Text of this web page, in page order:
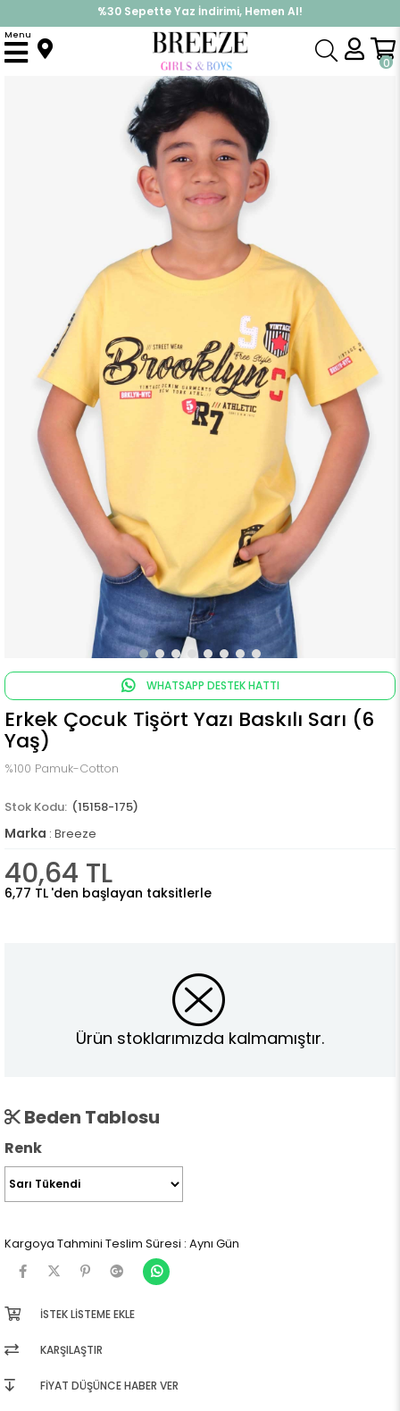
%30 Sepette Yaz İndirimi, Hemen Al!
İndirimlere ek %10 İndirimi Kap, Hemen Üye Ol!
0
Menu
Anasayfa Üst Giyim Tişört Erkek Çocuk Tişört Yazı Baskılı Sarı (6 Yaş)
WHATSAPP DESTEK HATTI
Erkek Çocuk Tişört Yazı Baskılı Sarı (6
Yaş)
%100 Pamuk-Cotton
(15158-175)
Marka : Breeze
40,64 TL
6,77 TL 'den başlayan taksitlerle
Ürün stoklarımızda kalmamıştır.
Beden Tablosu
Renk
Kargoya Tahmini Teslim Süresi : Aynı Gün
İSTEK LISTEME EKLE
KARŞILAŞTIR
FIYAT DÜŞÜNCE HABER VER